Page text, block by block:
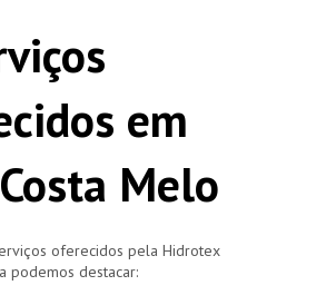
em
Melo
oferecidos pela Hidrotex
podemos destacar: